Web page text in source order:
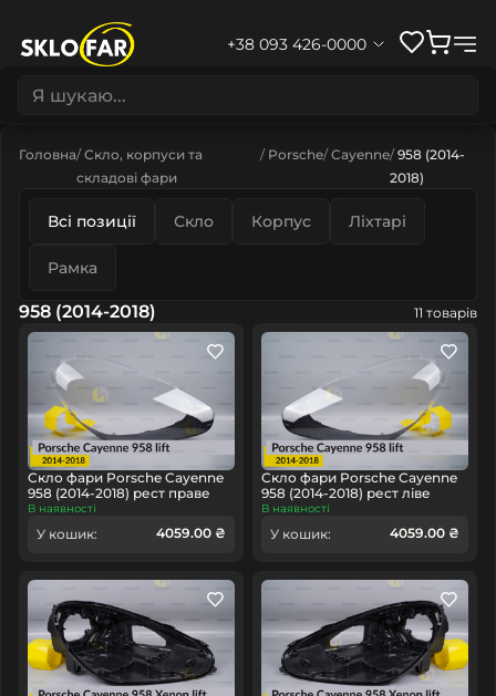
+38 093 426-0000
Головна Скло, корпуси та
складові фари
Porsche Cayenne 958 (2014-
2018)
Всі позиції Скло Корпус Ліхтарі
Рамка
958 (2014-2018) 11 товарів
Скло фари Porsche Cayenne
958 (2014-2018) рест праве
В наявності
У кошик: 4059.00 ₴
Скло фари Porsche Cayenne
958 (2014-2018) рест ліве
В наявності
У кошик: 4059.00 ₴